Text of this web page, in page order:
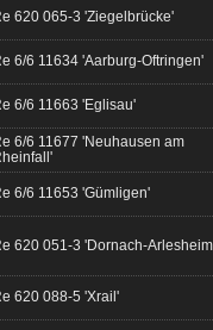
620 065-3 'Ziegelbrücke'
6/6 11634 'Aarburg-Oftringen'
6/6 11663 'Eglisau'
6/6 11677 'Neuhausen am
6/6 11653 'Gümligen'
620 051-3 'Dornach-
620 088-5 'Xrail'